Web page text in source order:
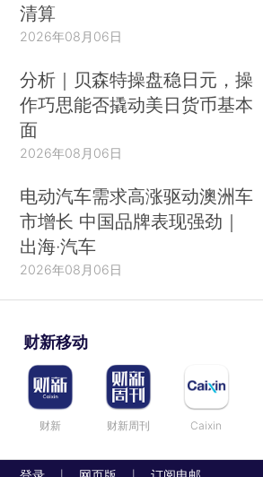
清算
2026年08月06日
分析｜贝森特操盘稳日元，操
作巧思能否撬动美日货币基本
面
2026年08月06日
电动汽车需求高涨驱动澳洲车
市增长 中国品牌表现强劲｜
出海·汽车
2026年08月06日
财新移动
财新 财新周刊 Caixin